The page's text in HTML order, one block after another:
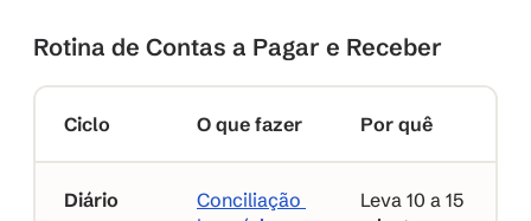
Rotina de Contas a Pagar e Receber
Ciclo O que fazer Por quê
Diário
Conciliação
Leva 10 a 15